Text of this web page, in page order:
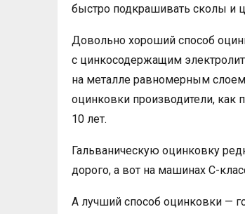
быстро подкрашивать сколы и
Довольно хороший способ
с цинкосодержащим
на металле равномерным
оцинковки производители, как
10 лет.
Гальваническую оцинковку
дорого, а вот на машинах С-
А лучший способ оцинковки —